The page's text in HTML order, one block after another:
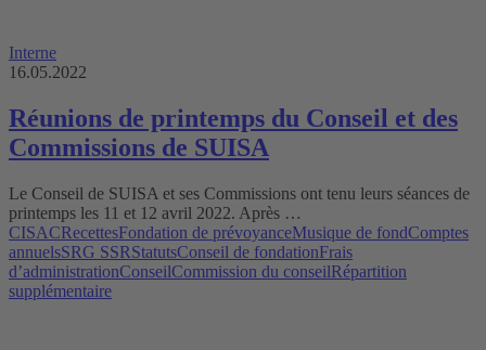
Interne
16.05.2022
Réunions de printemps du Conseil et des
Commissions de SUISA
Le Conseil de SUISA et ses Commissions ont tenu leurs séances de
printemps les 11 et 12 avril 2022. Après …
CISACRecettesFondation de prévoyanceMusique de fondComptes
annuelsSRG SSRStatutsConseil de fondationFrais
d’administrationConseilCommission du conseilRépartition
supplémentaire